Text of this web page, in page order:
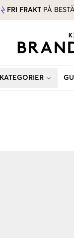
FRI FRAKT PÅ
KATEGORIER